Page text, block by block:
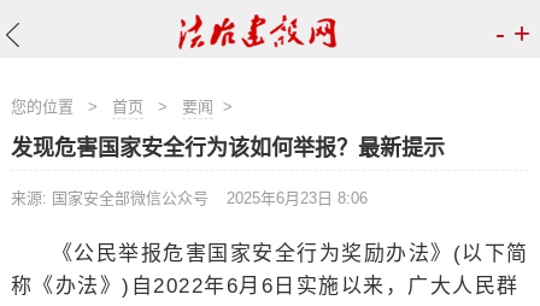
- +
您的位置 > 首页 > 要闻 >
发现危害国家安全行为该如何举报？最新提示
来源: 国家安全部微信公众号 2025年6月23日 8:06
《公民举报危害国家安全行为奖励办法》(以下简
称《办法》)自2022年6月6日实施以来，广大人民群